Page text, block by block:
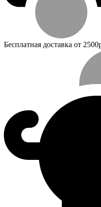
Бесплатная доставка от